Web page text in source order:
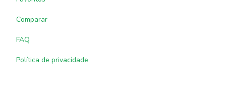
Comparar
FAQ
Política de privacidade